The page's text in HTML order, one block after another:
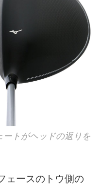
ートがヘッドの返りを
ェースのトウ側の